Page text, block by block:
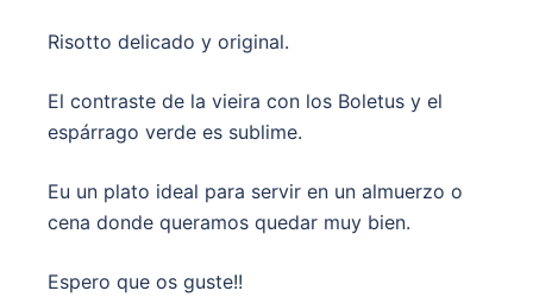
Risotto delicado y original.
El contraste de la vieira con los Boletus y el
espárrago verde es sublime.
Eu un plato ideal para servir en un almuerzo o
cena donde queramos quedar muy bien.
Espero que os guste!!